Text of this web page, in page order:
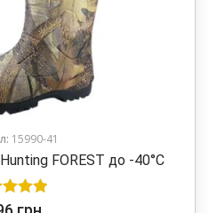
15990-41
FOREST до -40°С
5.00